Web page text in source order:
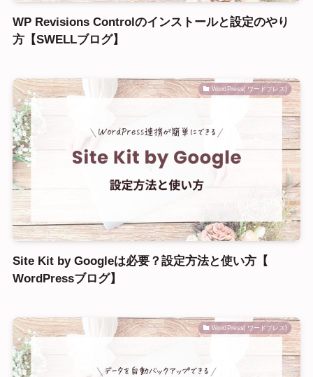
WP Revisions Controlのインストールと設定のやり
方【SWELLブログ】
WordPress( ワードプレス)
Site Kit by Googleは必要？設定方法と使い方【
WordPressブログ】
WordPress( ワードプレス)